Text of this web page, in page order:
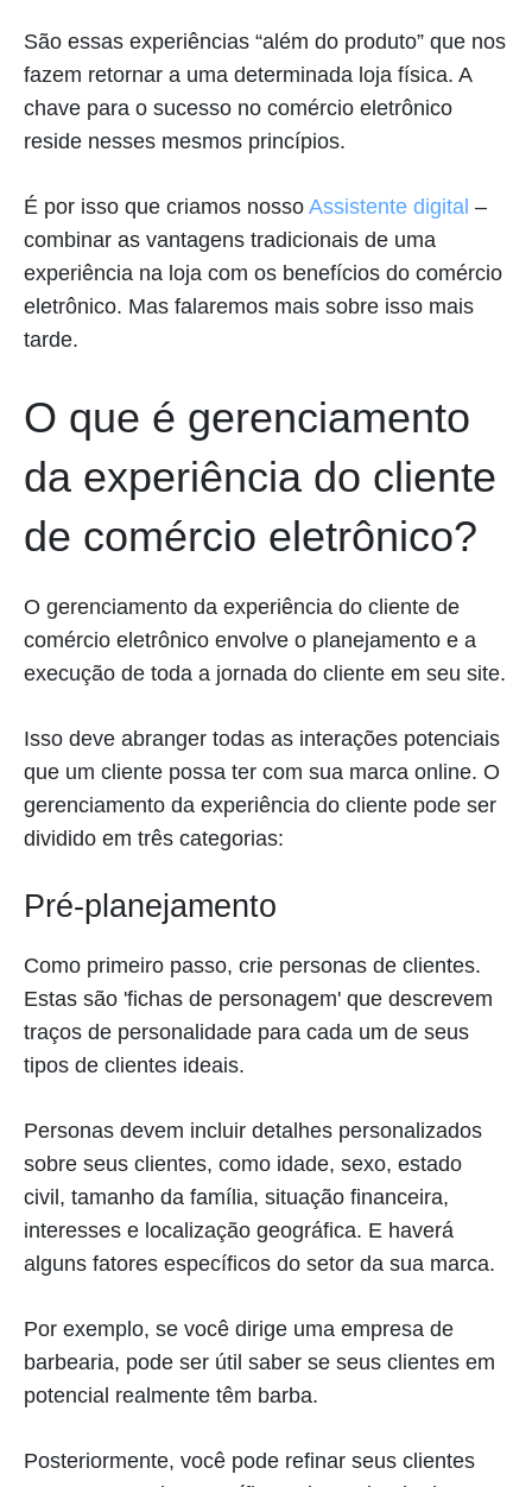
São essas experiências “além do produto” que nos
fazem retornar a uma determinada loja física. A
chave para o sucesso no comércio eletrônico
reside nesses mesmos princípios.
É por isso que criamos nosso Assistente digital –
combinar as vantagens tradicionais de uma
experiência na loja com os benefícios do comércio
eletrônico. Mas falaremos mais sobre isso mais
tarde.
O que é gerenciamento
da experiência do cliente
de comércio eletrônico?
O gerenciamento da experiência do cliente de
comércio eletrônico envolve o planejamento e a
execução de toda a jornada do cliente em seu site.
Isso deve abranger todas as interações potenciais
que um cliente possa ter com sua marca online. O
gerenciamento da experiência do cliente pode ser
dividido em três categorias:
Pré-planejamento
Como primeiro passo, crie personas de clientes.
Estas são 'fichas de personagem' que descrevem
traços de personalidade para cada um de seus
tipos de clientes ideais.
Personas devem incluir detalhes personalizados
sobre seus clientes, como idade, sexo, estado
civil, tamanho da família, situação financeira,
interesses e localização geográfica. E haverá
alguns fatores específicos do setor da sua marca.
Por exemplo, se você dirige uma empresa de
barbearia, pode ser útil saber se seus clientes em
potencial realmente têm barba.
Posteriormente, você pode refinar seus clientes